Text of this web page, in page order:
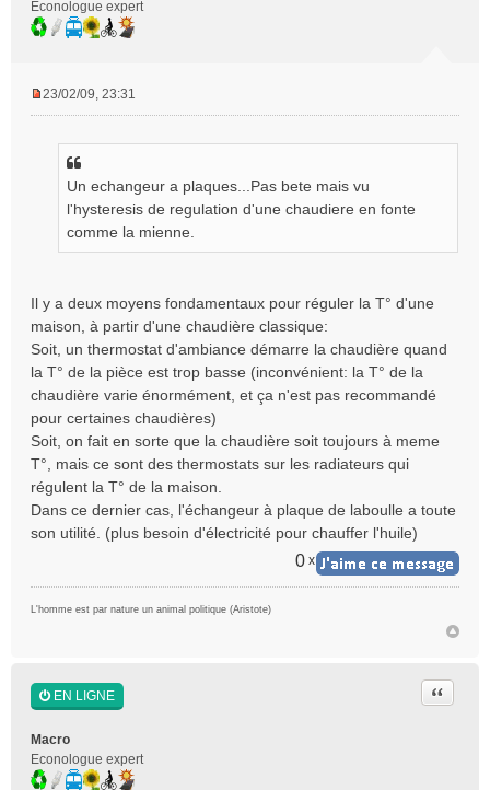
Econologue expert
l
u
23/02/09, 23:31
Un echangeur a plaques...Pas bete mais vu
l'hysteresis de regulation d'une chaudiere en fonte
comme la mienne.
Il y a deux moyens fondamentaux pour réguler la T° d'une
maison, à partir d'une chaudière classique:
Soit, un thermostat d'ambiance démarre la chaudière quand
la T° de la pièce est trop basse (inconvénient: la T° de la
chaudière varie énormément, et ça n'est pas recommandé
pour certaines chaudières)
Soit, on fait en sorte que la chaudière soit toujours à meme
T°, mais ce sont des thermostats sur les radiateurs qui
régulent la T° de la maison.
Dans ce dernier cas, l'échangeur à plaque de laboulle a toute
son utilité. (plus besoin d'électricité pour chauffer l'huile)
0 x
L'homme est par nature un animal politique (Aristote)
EN LIGNE
Macro
Econologue expert
Citer